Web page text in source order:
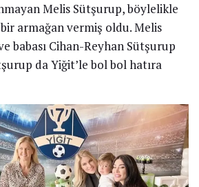
Melis Sütşurup, böylelikle
armağan vermiş oldu. Melis
babası Cihan-Reyhan Sütşurup
da Yiğit’le bol bol hatıra